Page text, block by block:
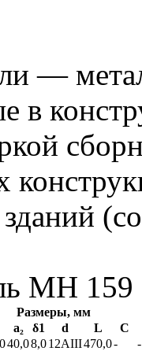
—
в
МН 159
Размеры, мм
а₂ δ1 d L
C
40,08,012AIII470,0-
-